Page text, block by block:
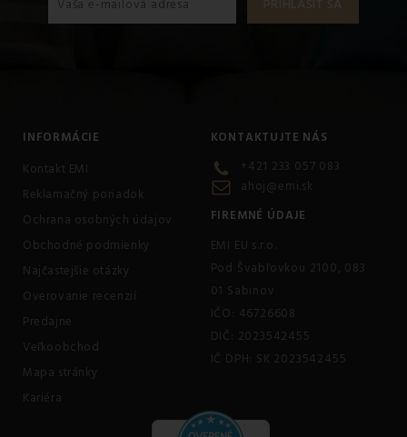
INFORMÁCIE
Kontakt EMI
Reklamačný poriadok
Ochrana osobných údajov
Obchodné podmienky
Najčastejšie otázky
Overovanie recenzií
Predajne
Veľkoobchod
Mapa stránky
Kariéra
KONTAKTUJTE NÁS
+421 233 057 083
ahoj@emi.sk
FIREMNÉ ÚDAJE
EMI EU s.r.o.
Pod Švabľovkou 2100, 083
01 Sabinov
IČO: 46726608
DIČ: 2023542455
IČ DPH: SK 2023542455